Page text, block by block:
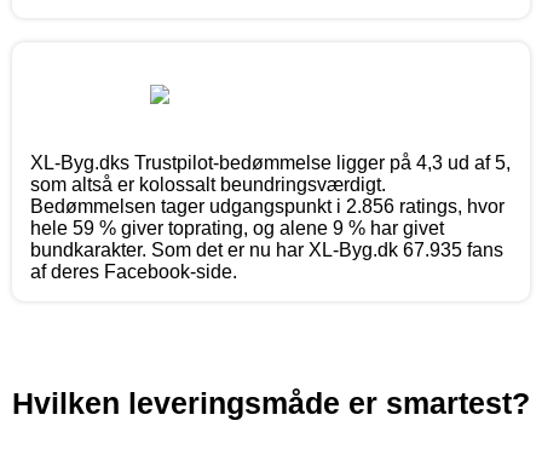
XL-Byg.dks Trustpilot-bedømmelse ligger på 4,3 ud af 5,
som altså er kolossalt beundringsværdigt.
Bedømmelsen tager udgangspunkt i 2.856 ratings, hvor
hele 59 % giver toprating, og alene 9 % har givet
bundkarakter. Som det er nu har XL-Byg.dk 67.935 fans
af deres Facebook-side.
Hvilken leveringsmåde er smartest?